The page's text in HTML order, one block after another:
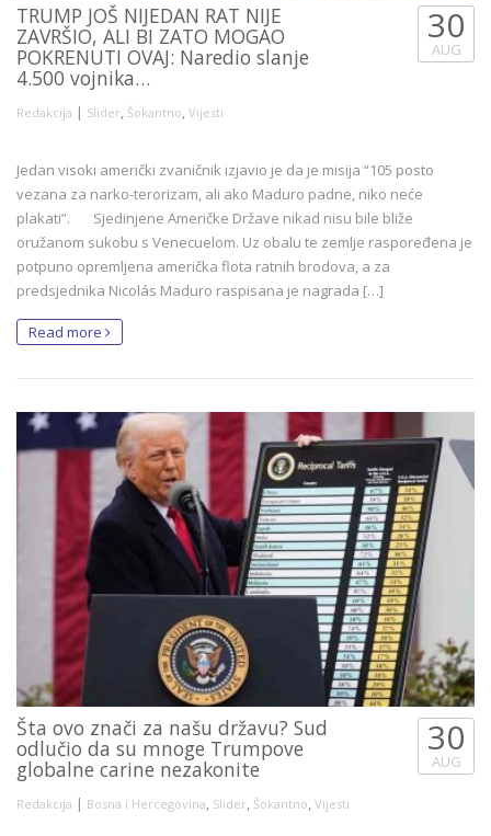
TRUMP JOŠ NIJEDAN RAT NIJE
ZAVRŠIO, ALI BI ZATO MOGAO
POKRENUTI OVAJ: Naredio slanje
4.500 vojnika…
Redakcija | Slider, Šokantno, Vijesti
30
AUG
Jedan visoki američki zvaničnik izjavio je da je misija “105 posto
vezana za narko-terorizam, ali ako Maduro padne, niko neće
plakati”. Sjedinjene Američke Države nikad nisu bile bliže
oružanom sukobu s Venecuelom. Uz obalu te zemlje raspoređena je
potpuno opremljena američka flota ratnih brodova, a za
predsjednika Nicolás Maduro raspisana je nagrada […]
Read more
Šta ovo znači za našu državu? Sud
odlučio da su mnoge Trumpove
globalne carine nezakonite
Redakcija | Bosna i Hercegovina, Slider, Šokantno, Vijesti
30
AUG